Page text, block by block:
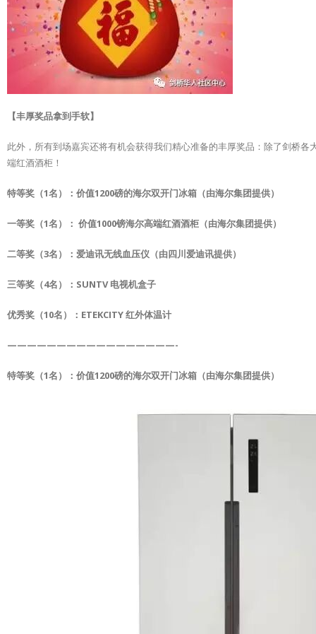
【丰厚奖品拿到手软】
此外，所有到场嘉宾还将有机会获得我们精心准备的丰厚奖品：除了剑桥
端红酒酒柜！
特等奖（1名）：价值1200磅的海尔双开门冰箱（由海尔集团提供）
一等奖（1名）： 价值1000镑海尔高端红酒酒柜（由海尔集团提供）
二等奖（3名）：爱迪讯无线血压仪（由四川爱迪讯提供）
三等奖（4名）：SUNTV 电视机盒子
优秀奖（10名）：ETEKCITY 红外体温计
—————————————————-
特等奖（1名）：价值1200磅的海尔双开门冰箱（由海尔集团提供）